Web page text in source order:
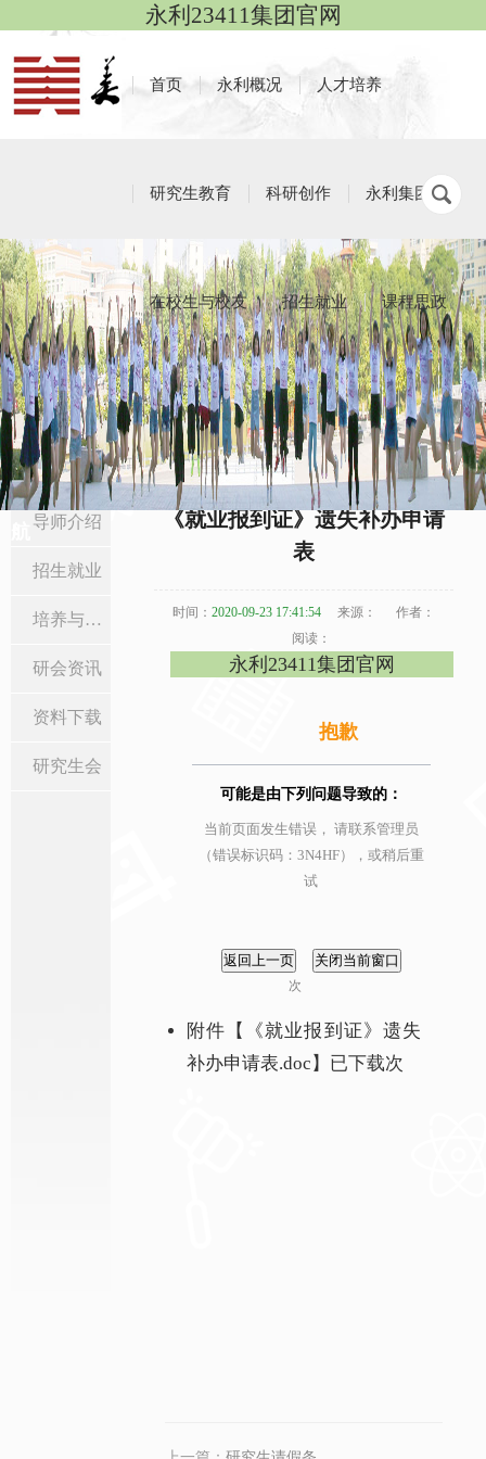
永利23411集团官网
首页 永利概况 人才培养
研究生教育 科研创作 永利集团
在校生与校友 招生就业 课程思政
栏目导
导师介绍
招生就业
培养与学位
研会资讯
资料下载
研究生会
资料下载
当前位置: 首页 研究生教育> 资料下载 > 正文
《就业报到证》遗失补办申请
表
时间： 2020-09-23 17:41:54 来源：
作者：
阅读：
永利23411集团官网
抱歉
可能是由下列问题导致的：
当前页面发生错误， 请联系管理员
（错误标识码：3N4HF），或稍后重
试
次
附件【
《就业报到证》遗失
补办申请表.doc 】已下载次